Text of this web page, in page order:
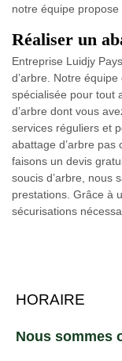
notre équipe
Réaliser un
Entreprise Luidjy
d’arbre. Notre
spécialisée pour tout
d’arbre dont vous
services réguliers et
abattage d’arbre pas
faisons un devis
soucis d’arbre, nous
prestations. Grâce à
sécurisations
HORAIRE
Nous sommes